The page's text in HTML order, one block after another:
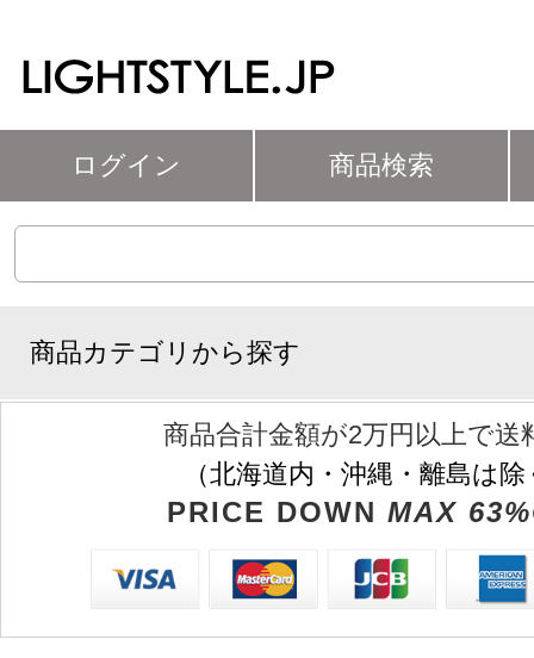
ログイン 商品検索
商品カテゴリから探す
商品合計金額が2万円以上で送
（北海道内・沖縄・離島は
PRICE DOWN MAX